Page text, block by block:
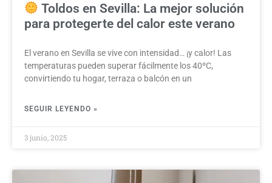
Toldos en Sevilla: La mejor solución
para protegerte del calor este verano
El verano en Sevilla se vive con intensidad… ¡y calor! Las
temperaturas pueden superar fácilmente los 40ºC,
convirtiendo tu hogar, terraza o balcón en un
SEGUIR LEYENDO »
3 junio, 2025